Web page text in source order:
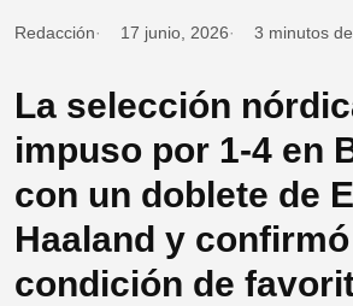
Redacción 17 junio, 2026 3 minutos
La selección
impuso por 1-4 en
con un doblete de
Haaland y
condición de